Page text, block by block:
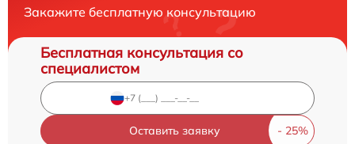
Закажите бесплатную консультацию
Бесплатная консультация со
специалистом
Оставить заявку